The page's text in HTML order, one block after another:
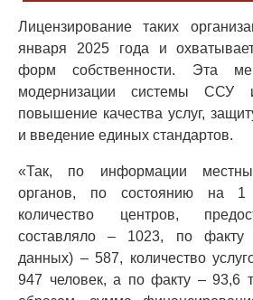
Лицензирование таких
января 2025 года и
форм собственности. Эта
модернизации системы ССУ
повышение качества услуг,
и введение единых стандартов.
«Так, по информации
органов, по состоянию на
количество центров,
составляло – 1023, по факту
данных) – 587, количество
947 человек, а по факту – 93,6